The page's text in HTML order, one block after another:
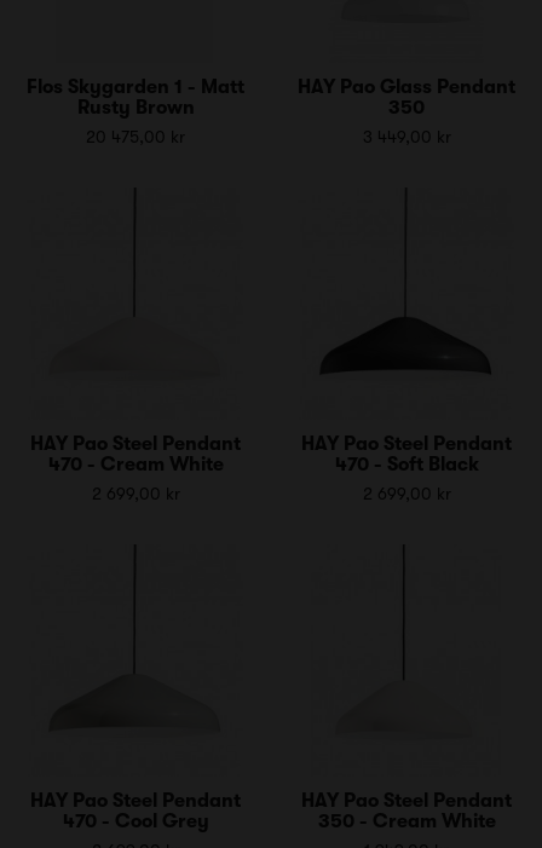
Flos Skygarden 1 - Matt
Rusty Brown
20 475,00 kr
HAY Pao Glass Pendant
350
3 449,00 kr
HAY Pao Steel Pendant
470 - Cream White
2 699,00 kr
HAY Pao Steel Pendant
470 - Soft Black
2 699,00 kr
HAY Pao Steel Pendant
470 - Cool Grey
HAY Pao Steel Pendant
350 - Cream White